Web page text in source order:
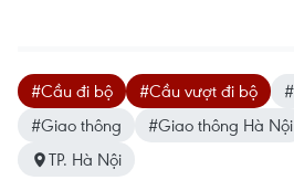
#Cầu đi bộ #Cầu vượt đi bộ
#Giao thông
#Giao thông Hà Nội
TP. Hà Nội